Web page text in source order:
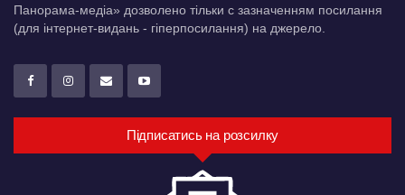
Панорама-медіа» дозволено тільки c зазначенням посилання
(для інтернет-видань - гіперпосилання) на джерело.
Підписатись на розсилку